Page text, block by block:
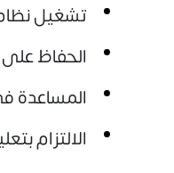
تشغيل نظام
الحفاظ
المساعدة
الالتزام